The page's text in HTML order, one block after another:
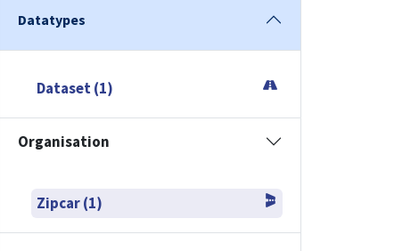
Datatypes
Dataset (1)
Organisation
Zipcar (1)